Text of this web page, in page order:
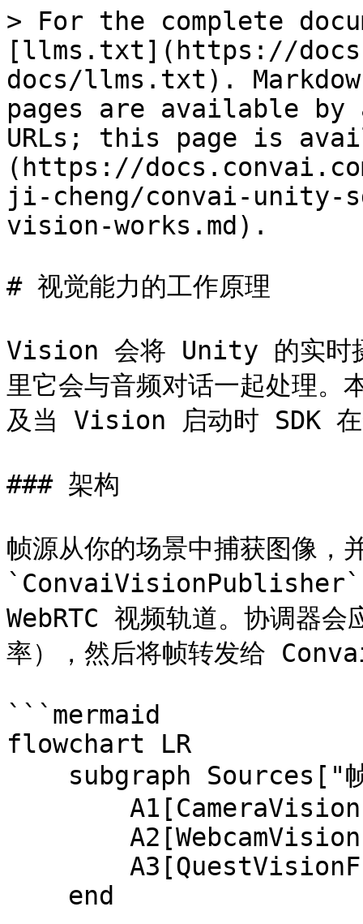
> For the complete
[llms.txt](https://
docs/llms.txt).
pages are available by
URLs; this page is
(https://
ji-cheng/convai-unity-
vision-works.md).
# 视觉能力的工作原理
Vision 会将 Unity 的实时
里它会与音频对话一起处理。
及当 Vision 启动时 SDK 在
### 架构
帧源从你的场景中捕获图像，
`ConvaiVisionPublisher`
WebRTC 视频轨道。协调器
率），然后将帧转发给
```mermaid
flowchart LR